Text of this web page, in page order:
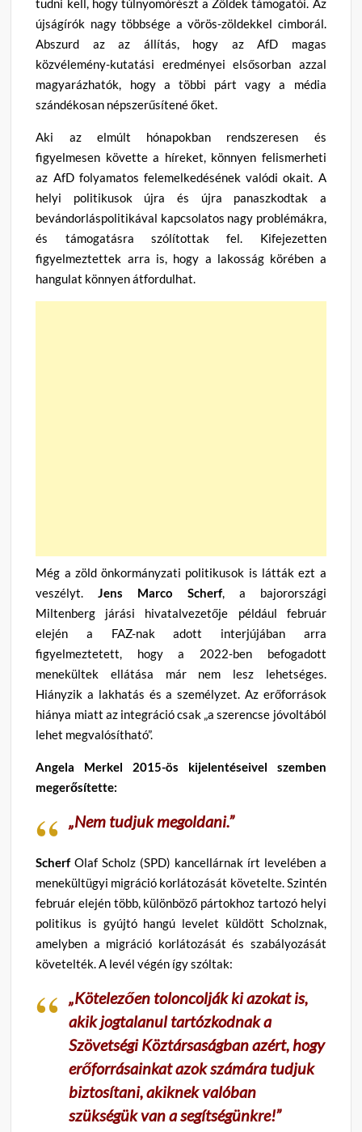
tudni kell, hogy túlnyomórészt a Zöldek támogatói. Az
újságírók nagy többsége a vörös-zöldekkel cimborál.
Abszurd az az állítás, hogy az AfD magas
közvélemény-kutatási eredményei elsősorban azzal
magyarázhatók, hogy a többi párt vagy a média
szándékosan népszerűsítené őket.
Aki az elmúlt hónapokban rendszeresen és
figyelmesen követte a híreket, könnyen felismerheti
az AfD folyamatos felemelkedésének valódi okait. A
helyi politikusok újra és újra panaszkodtak a
bevándorláspolitikával kapcsolatos nagy problémákra,
és támogatásra szólítottak fel. Kifejezetten
figyelmeztettek arra is, hogy a lakosság körében a
hangulat könnyen átfordulhat.
Még a zöld önkormányzati politikusok is látták ezt a
veszélyt.Jens Marco Scherf, a bajorországi
Miltenberg járási hivatalvezetője például február
elején a FAZ-nak adott interjújában arra
figyelmeztetett, hogy a 2022-ben befogadott
menekültek ellátása már nem lesz lehetséges.
Hiányzik a lakhatás és a személyzet. Az erőforrások
hiánya miatt az integráció csak „a szerencse jóvoltából
lehet megvalósítható”.
Angela Merkel 2015-ös kijelentéseivel szemben
megerősítette:
„Nem tudjuk megoldani.”
ScherfOlaf Scholz (SPD) kancellárnak írt levelében a
menekültügyi migráció korlátozását követelte. Szintén
február elején több, különböző pártokhoz tartozó helyi
politikus is gyújtó hangú levelet küldött Scholznak,
amelyben a migráció korlátozását és szabályozását
követelték. A levél végén így szóltak:
„Kötelezően toloncolják ki azokat is,
akik jogtalanul tartózkodnak a
Szövetségi Köztársaságban azért, hogy
erőforrásainkat azok számára tudjuk
biztosítani, akiknek valóban
szükségük van a segítségünkre!”